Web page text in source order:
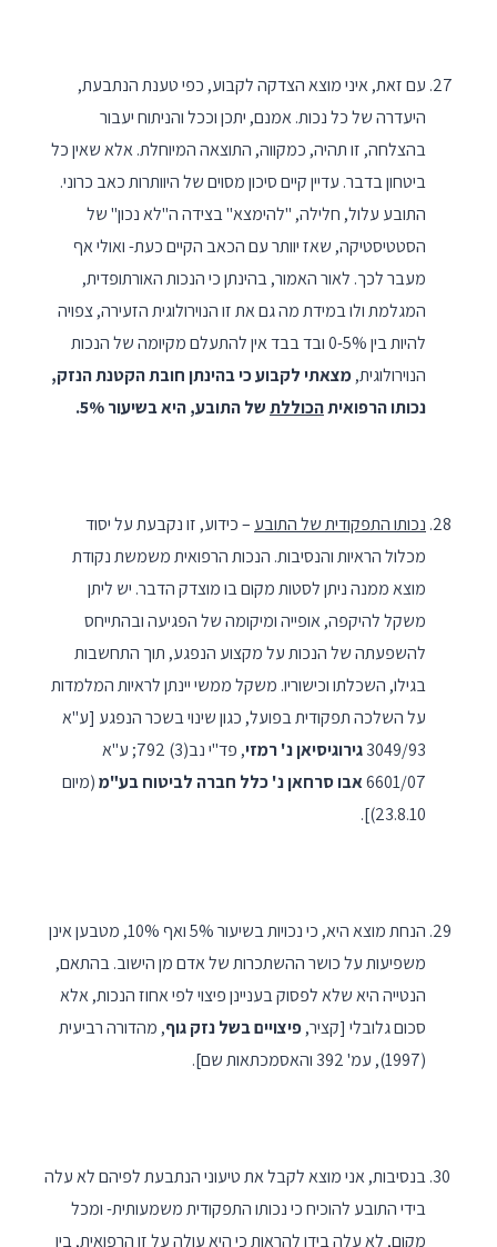
עם זאת, איני מוצא הצדקה לקבוע, כפי טענת הנתבעת,
היעדרה של כל נכות. אמנם, יתכן וככל והניתוח יעבור
בהצלחה, זו תהיה, כמקווה, התוצאה המיוחלת. אלא שאין כל
ביטחון בדבר. עדיין קיים סיכון מסוים של היוותרות כאב כרוני.
התובע עלול, חלילה, "להימצא" בצידה ה"לא נכון" של
הסטטיסטיקה, שאז יוותר עם הכאב הקיים כעת- ואולי אף
מעבר לכך. לאור האמור, בהינתן כי הנכות האורתופדית,
המגלמת ולו במידת מה גם את זו הנוירולוגית הזעירה, צפויה
להיות בין 0-5% ובד בבד אין להתעלם מקיומה של הנכות
הנוירולוגית,מצאתי לקבוע כי בהינתן חובת הקטנת הנזק,
נכותו הרפואיתהכוללתשל התובע, היא בשיעור 5%.
נכותו התפקודית של התובע – כידוע, זו נקבעת על יסוד
מכלול הראיות והנסיבות. הנכות הרפואית משמשת נקודת
מוצא ממנה ניתן לסטות מקום בו מוצדק הדבר. יש ליתן
משקל להיקפה, אופייה ומיקומה של הפגיעה ובהתייחס
להשפעתה של הנכות על מקצוע הנפגע, תוך התחשבות
בגילו, השכלתו וכישוריו. משקל ממשי יינתן לראיות המלמדות
על השלכה תפקודית בפועל, כגון שינוי בשכר הנפגע [ע"א
3049/93גירוגיסיאן נ' רמזי
, פד"י נב(3) 792; ע"א
6601/07אבו סרחאן נ' כלל חברה לביטוח בע"מ(מיום
23.8.10)].
הנחת מוצא היא, כי נכויות בשיעור 5% ואף 10%, מטבען אינן
משפיעות על כושר ההשתכרות של אדם מן הישוב. בהתאם,
הנטייה היא שלא לפסוק בעניינן פיצוי לפי אחוז הנכות, אלא
סכום גלובלי [קציר,פיצויים בשל נזק גוף, מהדורה רביעית
(1997), עמ' 392 והאסמכתאות שם].
בנסיבות, אני מוצא לקבל את טיעוני הנתבעת לפיהם לא עלה
בידי התובע להוכיח כי נכותו התפקודית משמעותית- ומכל
מקום, לא עלה בידו להראות כי היא עולה על זו הרפואית, בין